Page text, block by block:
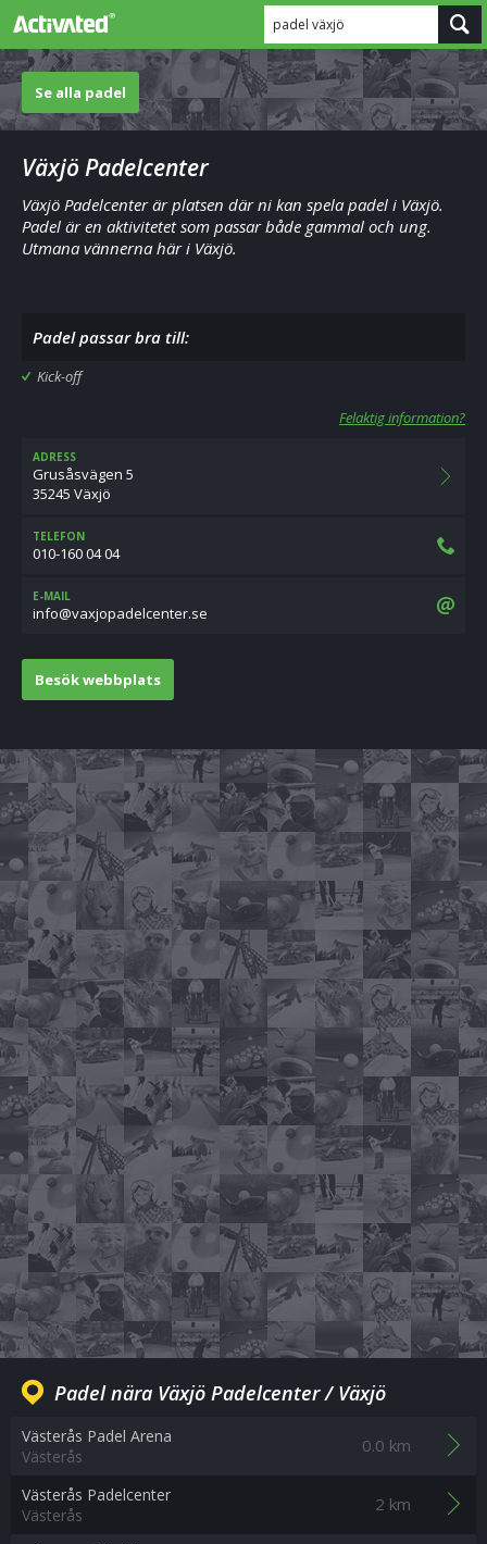
padel växjö
Se alla padel
Växjö Padelcenter
Växjö Padelcenter är platsen där ni kan spela padel i Växjö.
Padel är en aktivitetet som passar både gammal och ung.
Utmana vännerna här i Växjö.
Padel passar bra till:
Kick-off
Felaktig information?
ADRESS
Grusåsvägen 5
35245 Växjö
TELEFON
010-160 04 04
E-MAIL
es.retnecledapojxav@ofni
Besök webbplats
Padel nära Växjö Padelcenter / Växjö
Västerås Padel Arena
Västerås
0.0 km
Västerås Padelcenter
Västerås
2 km